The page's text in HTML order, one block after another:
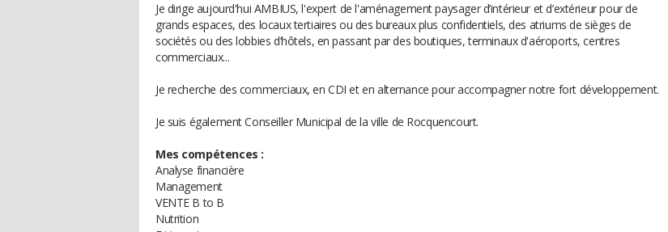
Je dirige aujourd'hui AMBIUS, l'expert de l'aménagement paysager d’intérieur et d’extérieur pour de
grands espaces, des locaux tertiaires ou des bureaux plus confidentiels, des atriums de sièges de
sociétés ou des lobbies d’hôtels, en passant par des boutiques, terminaux d'aéroports, centres
commerciaux...
Je recherche des commerciaux, en CDI et en alternance pour accompagner notre fort développement.
Je suis également Conseiller Municipal de la ville de Rocquencourt.
Mes compétences :
Analyse financière
Management
VENTE B to B
Nutrition